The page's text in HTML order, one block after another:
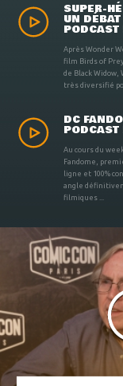
SUPER-
UN
PODCAST
Après Wonder
film Birds of
de Black Widow,
très diversifié
DC
PODCAST
Au cours du
Fandome,
ligne et 100%
angle
filmiques ...